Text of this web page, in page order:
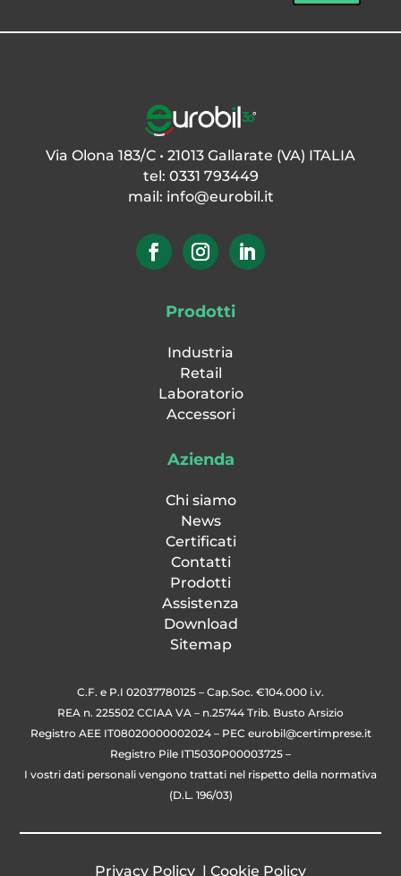
Via Olona 183/C • 21013 Gallarate (VA) ITALIA
tel: 0331 793449
mail: info@eurobil.it
Prodotti
Industria
Retail
Laboratorio
Accessori
Azienda
Chi siamo
News
Certificati
Contatti
Prodotti
Assistenza
Download
Sitemap
C.F. e P.I 02037780125 – Cap.Soc. €104.000 i.v.
REA n. 225502 CCIAA VA – n.25744 Trib. Busto Arsizio
Registro AEE IT08020000002024 – PEC eurobil@certimprese.it
Registro Pile IT15030P00003725 –
I vostri dati personali vengono trattati nel rispetto della normativa
(D.L. 196/03)
Privacy Policy| Cookie Policy